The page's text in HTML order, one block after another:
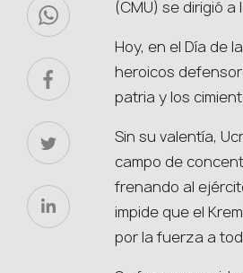
(CMU) se dirigió
Hoy, en el Día de
heroicos
patria y los
Sin su valentía,
campo de
frenando al
impide que el
por la fuerza a